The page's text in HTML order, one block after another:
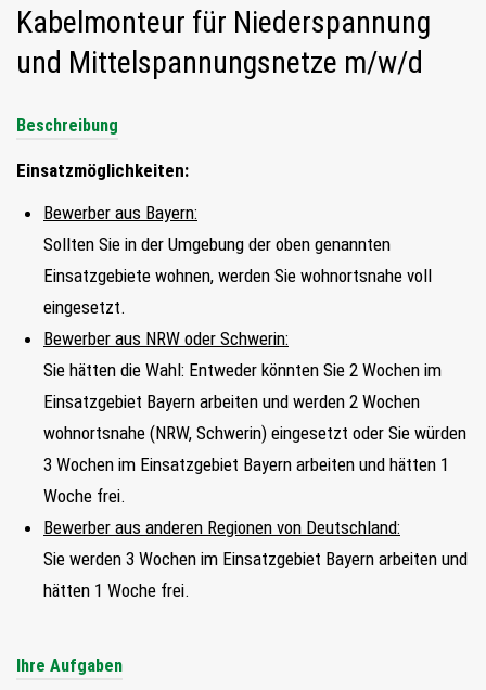
JOBS
EXTRA
JETZT BEWERBEN
SUCHEN
Kabelmonteur für Niederspannung
und Mittelspannungsnetze m/w/d
Beschreibung
Einsatzmöglichkeiten:
Bewerber aus Bayern:
Sollten Sie in der Umgebung der oben genannten
Einsatzgebiete wohnen, werden Sie wohnortsnahe voll
eingesetzt.
Bewerber aus NRW oder Schwerin:
Sie hätten die Wahl: Entweder könnten Sie 2 Wochen im
Einsatzgebiet Bayern arbeiten und werden 2 Wochen
wohnortsnahe (NRW, Schwerin) eingesetzt oder Sie würden
3 Wochen im Einsatzgebiet Bayern arbeiten und hätten 1
Woche frei.
Bewerber aus anderen Regionen von Deutschland:
Sie werden 3 Wochen im Einsatzgebiet Bayern arbeiten und
hätten 1 Woche frei.
Ihre Aufgaben